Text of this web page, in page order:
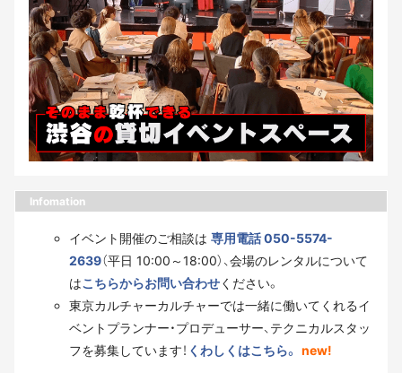
Infomation
イベント開催のご相談は 専用電話 050-5574-
2639（平日 10:00～18:00）、会場のレンタルについて
はこちらからお問い合わせください。
東京カルチャーカルチャーでは一緒に働いてくれるイ
ベントプランナー・プロデューサー、テクニカルスタッ
フを募集しています！ くわしくはこちら。 new!